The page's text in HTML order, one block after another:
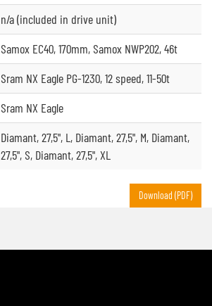
n/a (included in drive unit)
Samox EC40, 170mm, Samox NWP202, 46t
Sram NX Eagle PG-1230, 12 speed, 11-50t
Sram NX Eagle
Diamant, 27,5", L, Diamant, 27,5", M, Diamant,
27,5", S, Diamant, 27,5", XL
Download (PDF)